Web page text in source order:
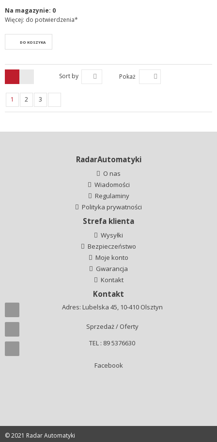
Na magazynie: 0
Więcej: do potwierdzenia*
DO KOSZYKA
Sort by Pokaż
1 2 3
RadarAutomatyki
O nas
Wiadomości
Regulaminy
Polityka prywatności
Strefa klienta
Wysyłki
Bezpieczeństwo
Moje konto
Gwarancja
Kontakt
Kontakt
Adres: Lubelska 45, 10-410 Olsztyn
Sprzedaż / Oferty
TEL : 89 5376630
Facebook
© 2021 Radar Automatyki